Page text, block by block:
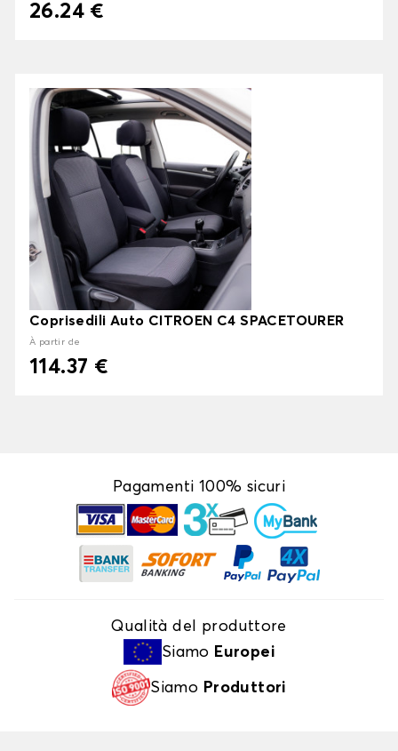
26.24 €
Coprisedili Auto CITROEN C4 SPACETOURER
À partir de
114.37 €
Pagamenti 100% sicuri
Qualità del produttore
Siamo Europei
Siamo Produttori